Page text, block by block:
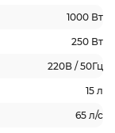
1000 Вт
250 Вт
220В / 50Гц
15 л
65 л/с